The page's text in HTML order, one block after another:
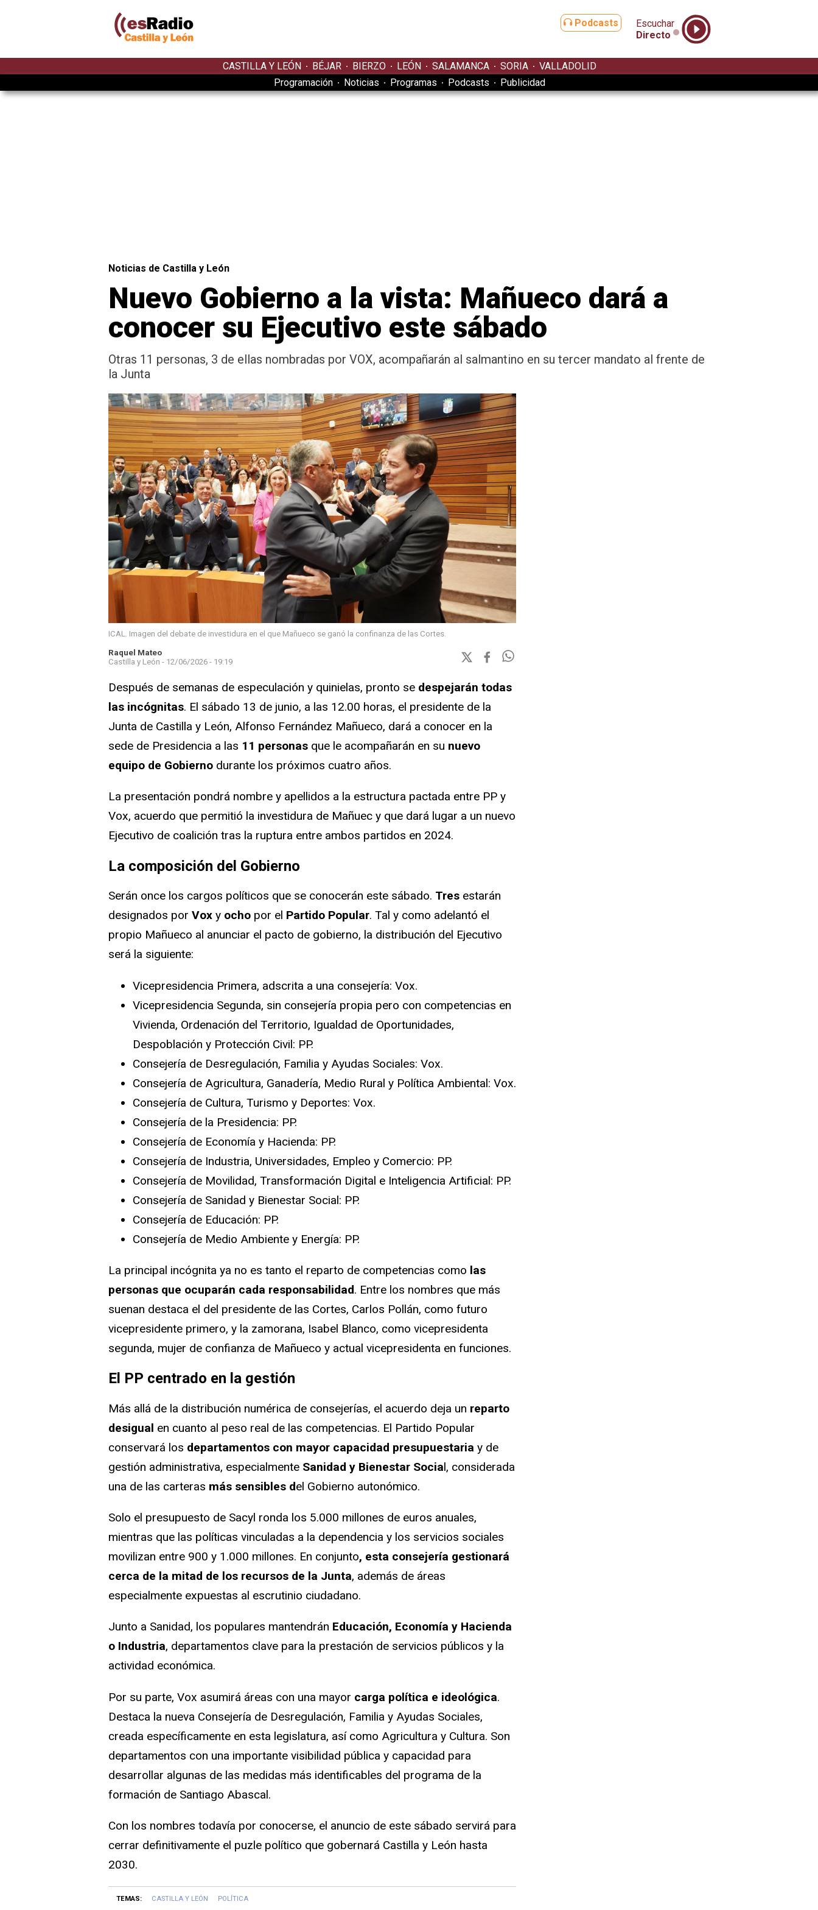
Podcasts
Escuchar
Directo
CASTILLA Y LEÓN BÉJAR BIERZO LEÓN SALAMANCA SORIA
VALLADOLID
Programación
Noticias Programas Podcasts Publicidad
Noticias de Castilla y León
Nuevo Gobierno a la vista: Mañueco dará a
conocer su Ejecutivo este sábado
Otras 11 personas, 3 de ellas nombradas por VOX, acompañarán al salmantino en su tercer mandato al frente de
la Junta
ICAL. Imagen del debate de investidura en el que Mañueco se ganó la confinanza de las Cortes.
Raquel Mateo
Castilla y León - 12/06/2026 - 19:19
Después de semanas de especulación y quinielas, pronto se despejarán todas
las incógnitas. El sábado 13 de junio, a las 12.00 horas, el presidente de la
Junta de Castilla y León, Alfonso Fernández Mañueco, dará a conocer en la
sede de Presidencia a las 11 personas que le acompañarán en su nuevo
equipo de Gobierno durante los próximos cuatro años.
La presentación pondrá nombre y apellidos a la estructura pactada entre PP y
Vox, acuerdo que permitió la investidura de Mañuec y que dará lugar a un nuevo
Ejecutivo de coalición tras la ruptura entre ambos partidos en 2024.
La composición del Gobierno
Serán once los cargos políticos que se conocerán este sábado. Tres estarán
designados por Vox y ocho por el Partido Popular. Tal y como adelantó el
propio Mañueco al anunciar el pacto de gobierno, la distribución del Ejecutivo
será la siguiente:
Vicepresidencia Primera, adscrita a una consejería: Vox.
Vicepresidencia Segunda, sin consejería propia pero con competencias en
Vivienda, Ordenación del Territorio, Igualdad de Oportunidades,
Despoblación y Protección Civil: PP.
Consejería de Desregulación, Familia y Ayudas Sociales: Vox.
Consejería de Agricultura, Ganadería, Medio Rural y Política Ambiental: Vox.
Consejería de Cultura, Turismo y Deportes: Vox.
Consejería de la Presidencia: PP.
Consejería de Economía y Hacienda: PP.
Consejería de Industria, Universidades, Empleo y Comercio: PP.
Consejería de Movilidad, Transformación Digital e Inteligencia Artificial: PP.
Consejería de Sanidad y Bienestar Social: PP.
Consejería de Educación: PP.
Consejería de Medio Ambiente y Energía: PP.
La principal incógnita ya no es tanto el reparto de competencias como las
personas que ocuparán cada responsabilidad. Entre los nombres que más
suenan destaca el del presidente de las Cortes, Carlos Pollán, como futuro
vicepresidente primero, y la zamorana, Isabel Blanco, como vicepresidenta
segunda, mujer de confianza de Mañueco y actual vicepresidenta en funciones.
El PP centrado en la gestión
Más allá de la distribución numérica de consejerías, el acuerdo deja un reparto
desigual en cuanto al peso real de las competencias. El Partido Popular
conservará los departamentos con mayor capacidad presupuestaria y de
gestión administrativa, especialmente Sanidad y Bienestar Social, considerada
una de las carteras más sensibles del Gobierno autonómico.
Solo el presupuesto de Sacyl ronda los 5.000 millones de euros anuales,
mientras que las políticas vinculadas a la dependencia y los servicios sociales
movilizan entre 900 y 1.000 millones. En conjunto, esta consejería gestionará
cerca de la mitad de los recursos de la Junta, además de áreas
especialmente expuestas al escrutinio ciudadano.
Junto a Sanidad, los populares mantendrán Educación, Economía y Hacienda
o Industria, departamentos clave para la prestación de servicios públicos y la
actividad económica.
Por su parte, Vox asumirá áreas con una mayor carga política e ideológica.
Destaca la nueva Consejería de Desregulación, Familia y Ayudas Sociales,
creada específicamente en esta legislatura, así como Agricultura y Cultura. Son
departamentos con una importante visibilidad pública y capacidad para
desarrollar algunas de las medidas más identificables del programa de la
formación de Santiago Abascal.
Con los nombres todavía por conocerse, el anuncio de este sábado servirá para
cerrar definitivamente el puzle político que gobernará Castilla y León hasta
2030.
TEMAS: CASTILLA Y LEÓN POLÍTICA